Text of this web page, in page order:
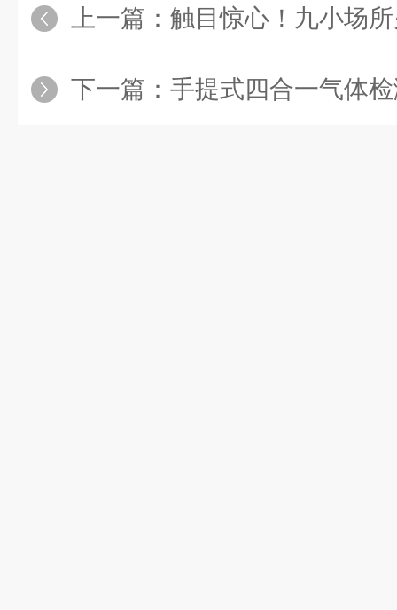
上一篇： 触目惊心！九小场所火灾
下一篇： 手提式四合一气体